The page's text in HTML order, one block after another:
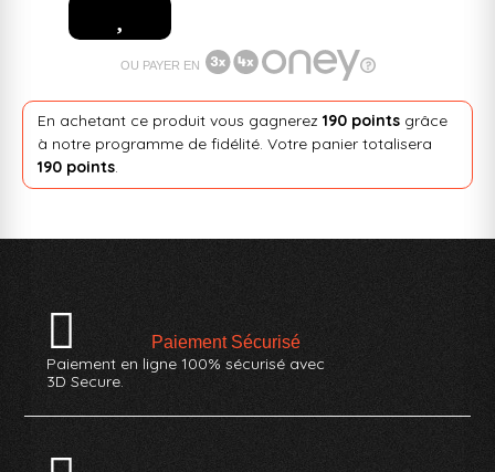
OU PAYER EN
En achetant ce produit vous gagnerez 190 pointsgrâce
à notre programme de fidélité. Votre panier totalisera
190 points.
Paiement Sécurisé
Paiement en ligne 100% sécurisé avec
3D Secure.